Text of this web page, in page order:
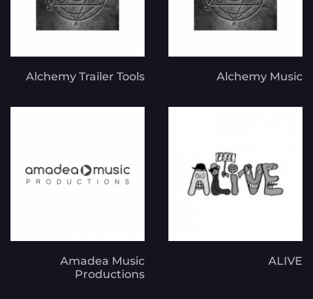
Alchemy Music
Alchemy Trailer Tools
ALIVE
Amadea Music
Productions